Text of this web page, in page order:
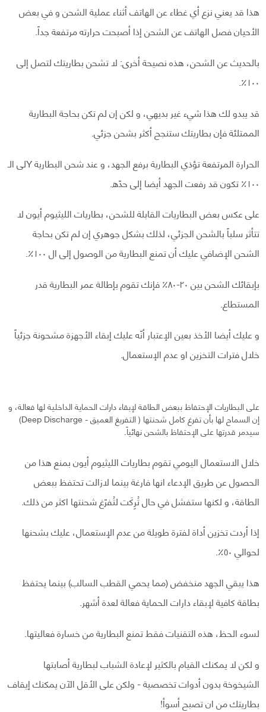
هذا قد يعني نزع أي غطاء عن الهاتف أثناء عملية الشحن و في بعض
الأحيان فصل الهاتف عن الشحن إذا أصبحت حرارته مرتفعة جداً.
بالحديث عن الشحن، هذه نصيحة أخرى: لا تشحن بطاريتك لتصل إلى
١٠٠٪.
قد يبدو لك هذا شيء غير بديهي، و لكن إن لم تكن بحاجة البطارية
الممتلئة فإن بطاريتك ستنجح أكثر بشحن جزئي.
الحرارة المرتفعة تؤذي البطارية برفع الجهد، و عند شحن البطارية Yلى الـ
١٠٠٪ تكون قد رفعت الجهد أيضا إلى حدّه.
على عكس بعض البطاريات القابلة للشحن، بطاريات الليثيوم أيون لا
تتأثر سلباً بالشحن الجزئي، لذلك بشكل جوهري إن لم تكن بحاجة
الشحن الإضافي عليك أن تمنع البطارية من الوصول إلى ال ١٠٠٪.
بإبقائك الشحن بين ٢٠-٨٠٪ فإنك تقوم بإطالة عمر البطارية قدر
المستطاع.
و عليك أيضا الأخذ بعين الإعتبار أنّه عليك إبقاء الأجهزة مشحونة جزئياً
خلال فترات التخزين او عدم الإستعمال.
على البطاريات الإحتفاظ ببعض الطاقة لإبقاء دارات الحماية الداخلية لها فعالة، و
إن السماح لها بأن تفرغ كامل شحنتها ( التفريغ العميق - Deep Discharge)
سيدمر قدرتها على الإحتفاظ بالشحن نهائياً.
خلال الاستعمال اليومي تقوم بطاريات الليثيوم أيون بمنع هذا من
الحصول عن طريق الإدعاء انها فارغة بينما لازالت تحتفظ ببعض
الطاقة، و لكنها ستفشل في حال تُرِكَت لتُفرّغ شحنتها اكثر من ذلك.
إذا أردت تخزين أداة لفترة طويلة من عدم الإستعمال، عليك بشحنها
لحوالي ٥٠٪.
هذا يبقي الجهد منخفض (مما يحمي القطب السالب) بينما يحتفظ
بطاقة كافية لإبقاء دارات الحماية فعالة لعدة أشهر.
لسوء الحظ، هذه التقنيات فقط تمنع البطارية من خسارة فعاليتها.
و لكن لا يمكنك القيام بالكثير لإعادة الشباب لبطارية أصابتها
الشيخوخة بدون أدوات تخصصية - ولكن على الأقل الآن يمكنك إيقاف
بطاريتك من ان تصبح أسوأ!